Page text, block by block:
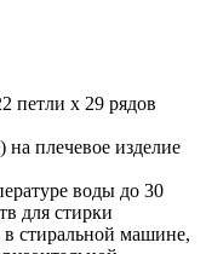
петли х 29 рядов
плечевое изделие
воды до 30
для стирки
стиральной машине,